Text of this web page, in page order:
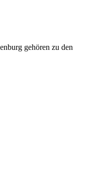
gehören zu den